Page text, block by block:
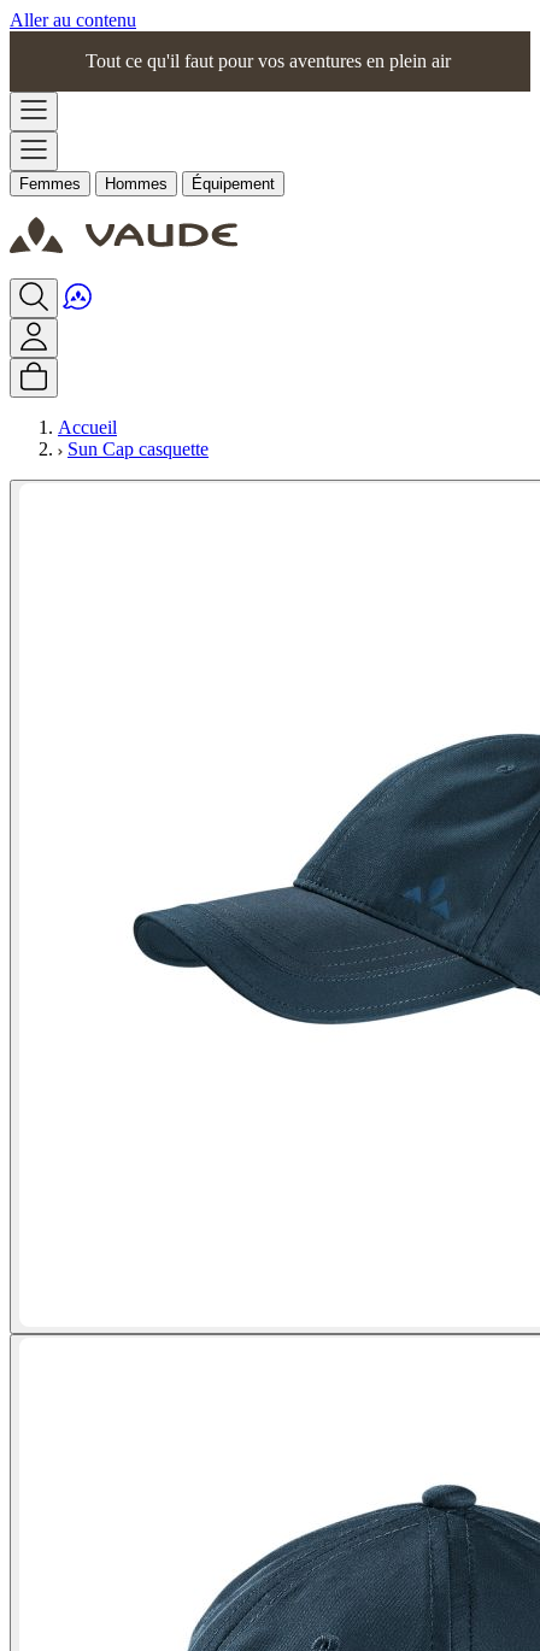
Aller au contenu
Tout ce qu'il faut pour vos aventures en plein air
Femmes Hommes Équipement
Accueil
Sun Cap casquette